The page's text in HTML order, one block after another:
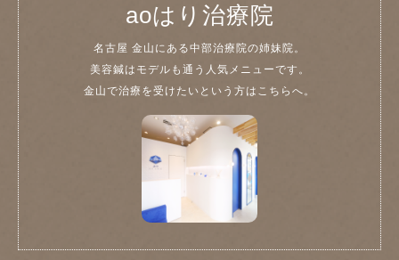
aoはり治療院
名古屋 金山にある中部治療院の姉妹院。
美容鍼はモデルも通う人気メニューです。
金山で治療を受けたいという方はこちらへ。